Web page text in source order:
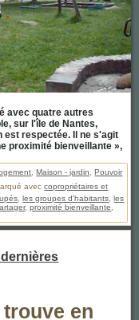
avec quatre autres
sur l'île de Nantes,
est respectée. Il ne s'agit
proximité bienveillante »,
,Maison - jardin ,Pouvoir
avec copropriétaires et
,les groupes d'habitants ,les
,proximité bienveillante
en